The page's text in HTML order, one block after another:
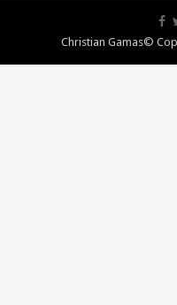
Christian Gamas©